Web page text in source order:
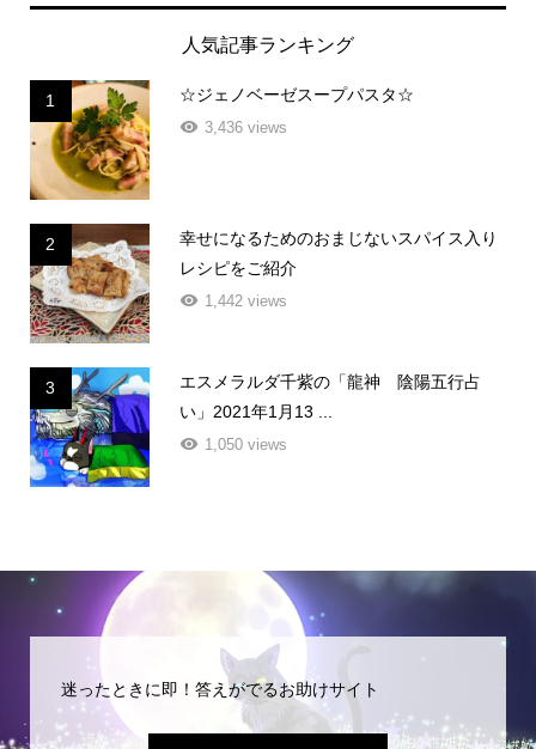
人気記事ランキング
1 ☆ジェノベーゼスープパスタ☆
3,436 views
2
幸せになるためのおまじないスパイス入り
レシピをご紹介
1,442 views
3
エスメラルダ千紫の「龍神 陰陽五行占
い」2021年1月13 ...
1,050 views
迷ったときに即！答えがでるお助けサイト